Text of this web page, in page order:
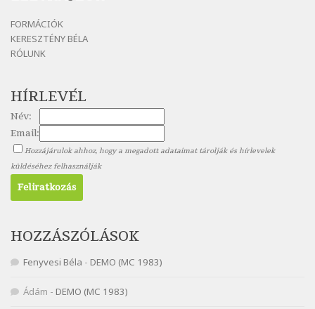
Szélkiáltó
Nagy Bandó András: Nyári éj
Szélkiáltó
Szélkiáltó
Nagy Bandó András: Pöttyös katica
Szélkiáltó
Nagy Bandó András: Scarabeus
Szélkiáltó
Nagy Bandó András: Ülj le csak egyszer
Nagy Bandó András: Vakondok
Nagy Bandó András: Vizilóblues
Szélkiáltó
FORMÁCIÓK
KERESZTÉNY BÉLA
RÓLUNK
HÍRLEVÉL
Név:
Email:
Hozzájárulok ahhoz, hogy a megadott adataimat tárolják és hírlevelek
küldéséhez felhasználják
HOZZÁSZÓLÁSOK
Fenyvesi Béla - DEMO (MC 1983)
Ádám - DEMO (MC 1983)